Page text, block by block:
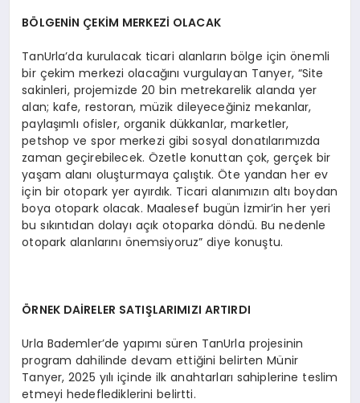
BÖLGENİN ÇEKİM MERKEZİ OLACAK
TanUrla’da kurulacak ticari alanların bölge için önemli
bir çekim merkezi olacağını vurgulayan Tanyer, “Site
sakinleri, projemizde 20 bin metrekarelik alanda yer
alan; kafe, restoran, müzik dileyeceğiniz mekanlar,
paylaşımlı ofisler, organik dükkanlar, marketler,
petshop ve spor merkezi gibi sosyal donatılarımızda
zaman geçirebilecek. Özetle konuttan çok, gerçek bir
yaşam alanı oluşturmaya çalıştık. Öte yandan her ev
için bir otopark yer ayırdık. Ticari alanımızın altı boydan
boya otopark olacak. Maalesef bugün İzmir’in her yeri
bu sıkıntıdan dolayı açık otoparka döndü. Bu nedenle
otopark alanlarını önemsiyoruz” diye konuştu.
ÖRNEK DAİRELER SATIŞLARIMIZI ARTIRDI
Urla Bademler’de yapımı süren TanUrla projesinin
program dahilinde devam ettiğini belirten Münir
Tanyer, 2025 yılı içinde ilk anahtarları sahiplerine teslim
etmeyi hedeflediklerini belirtti.